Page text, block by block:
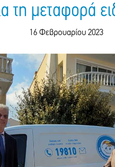
τη μεταφορά
16 Φεβρουαρίου 2023